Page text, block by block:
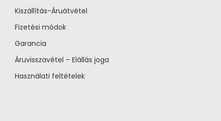
Kiszállítás-Áruátvétel
Fizetési módok
Garancia
Áruvisszavétel – Elállás joga
Használati feltételek